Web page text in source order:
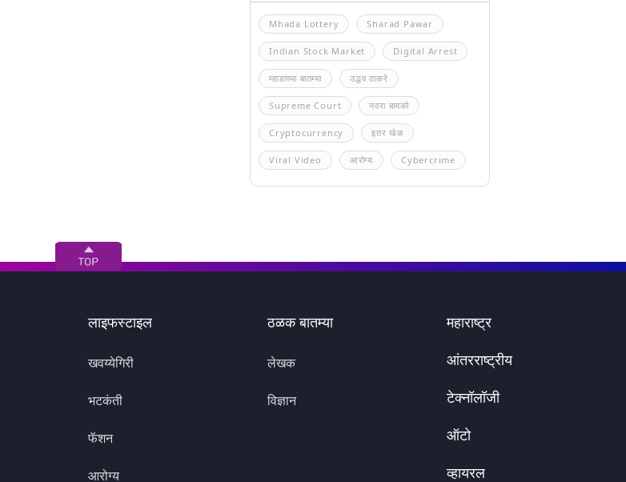
Mhada Lottery Sharad Pawar
Indian Stock Market Digital Arrest
म्हाडाच्या बातम्या उद्धव ठाकरे
Supreme Court नवरा बायको
Cryptocurrency इतर खेळ
Viral Video आरोग्य Cybercrime
लाइफस्टाइल
खवय्येगिरी
भटकंती
फॅशन
आरोग्य
ठळक बातम्या
लेखक
विज्ञान
महाराष्ट्र
आंतरराष्ट्रीय
टेक्नॉलॉजी
ऑटो
व्हायरल